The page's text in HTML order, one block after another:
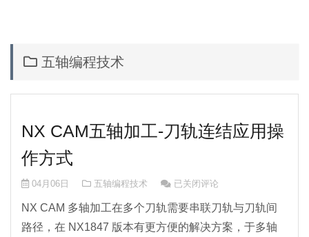
五轴编程技术
NX CAM五轴加工-刀轨连结应用操
作方式
04月06日 五轴编程技术 NX CAM五轴加工-刀轨连结应用
已关闭评论
NX CAM 多轴加工在多个刀轨需要串联刀轨与刀轨间
路径，在 NX1847 版本有更方便的解决方案，于多轴